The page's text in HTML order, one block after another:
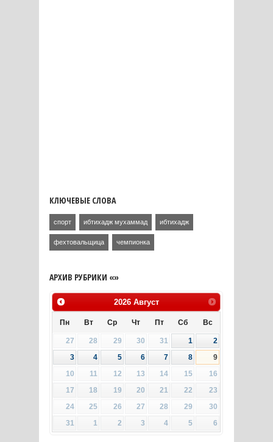
КЛЮЧЕВЫЕ СЛОВА
спорт ибтихадж мухаммад ибтихадж
фехтовальщица чемпионка
АРХИВ РУБРИКИ «»
2026 Август
Пн Вт Ср Чт Пт Сб Вс
27 28 29 30 31 1
2
3
4 5 6 7 8
9
10
11 12 13 14 15
16
17
18 19 20 21 22
23
24
25 26 27 28 29
30
31
1 2 3 4 5 6